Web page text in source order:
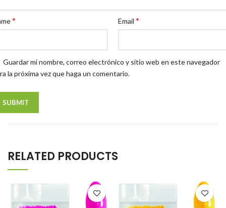
* Email *
Guardar mi nombre, correo electrónico y sitio web en este navegador
la próxima vez que haga un comentario.
RELATED PRODUCTS